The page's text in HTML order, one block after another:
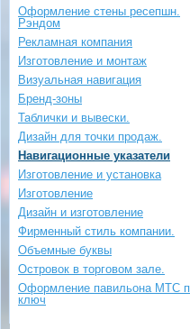
Оформление стены ресепшн.
Рэндом
Рекламная компания
Изготовление и монтаж
Визуальная навигация
Бренд-зоны
Таблички и вывески.
Дизайн для точки продаж.
Навигационные указатели
Изготовление и установка
Изготовление
Дизайн и изготовление
Фирменный стиль компании.
Объемные буквы
Островок в торговом зале.
Оформление павильона МТС
ключ